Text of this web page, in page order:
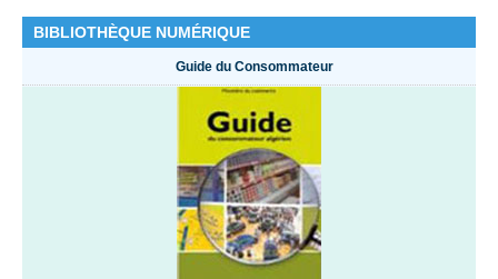
BIBLIOTHÈQUE NUMÉRIQUE
Guide du Consommateur